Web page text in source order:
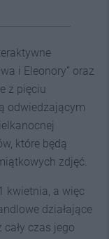
i Eleonory” oraz
z pięciu
odwiedzającym
które będą
zdjęć.
kwietnia, a więc
działające
czas jego